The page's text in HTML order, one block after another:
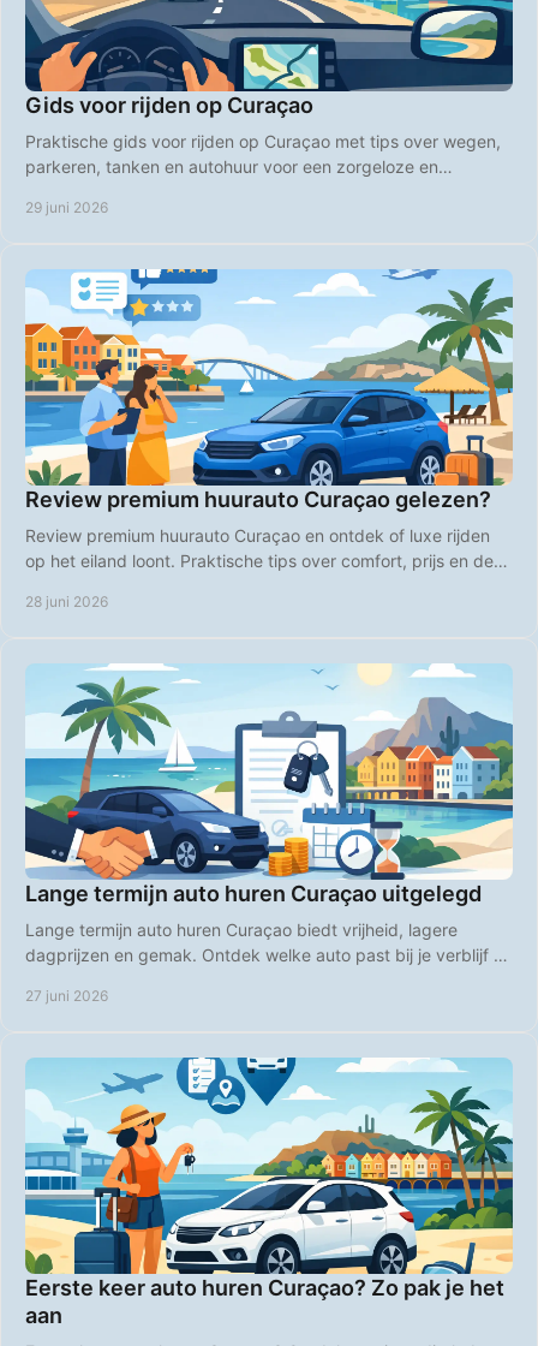
Gids voor rijden op Curaçao
Praktische gids voor rijden op Curaçao met tips over wegen,
parkeren, tanken en autohuur voor een zorgeloze en
29 juni 2026
Review premium huurauto Curaçao gelezen?
Review premium huurauto Curaçao en ontdek of luxe rijden
op het eiland loont. Praktische tips over comfort, prijs en de
28 juni 2026
Lange termijn auto huren Curaçao uitgelegd
Lange termijn auto huren Curaçao biedt vrijheid, lagere
dagprijzen en gemak. Ontdek welke auto past bij je verblijf en
27 juni 2026
Eerste keer auto huren Curaçao? Zo pak je het
aan